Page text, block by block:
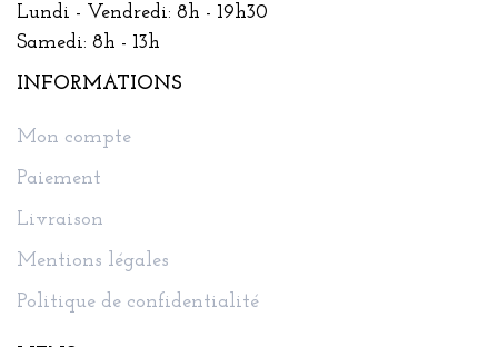
Lundi - Vendredi: 8h - 19h30
Samedi: 8h - 13h
INFORMATIONS
Mon compte
Paiement
Livraison
Mentions légales
Politique de confidentialité